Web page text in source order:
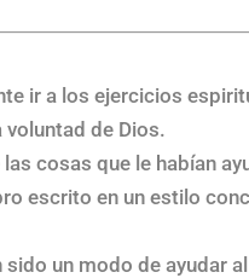
ir a los ejercicios
voluntad de Dios.
cosas que le habían
escrito en un estilo
un modo de ayudar